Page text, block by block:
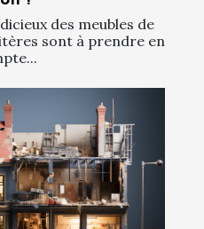
des meubles de
sont à prendre en